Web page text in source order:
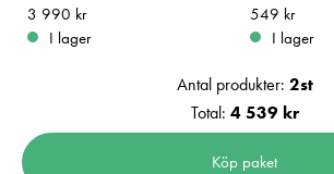
Pris:3 990 kr
3 990 kr
I lager
Pris: 549 kr
549 kr
I lager
Antal produkter: 2st
Total: 4 539 kr
Köp paket